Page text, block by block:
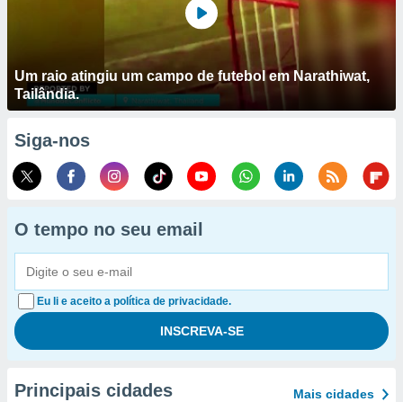
Um raio atingiu um campo de futebol em Narathiwat,
Tailândia.
Siga-nos
O tempo no seu email
Eu li e aceito a política de privacidade.
Principais cidades Mais cidades